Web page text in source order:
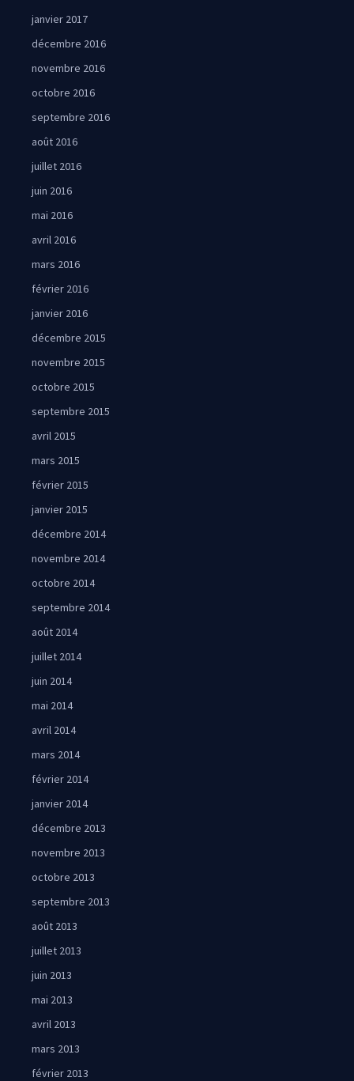
janvier 2017
décembre 2016
novembre 2016
octobre 2016
septembre 2016
août 2016
juillet 2016
juin 2016
mai 2016
avril 2016
mars 2016
février 2016
janvier 2016
décembre 2015
novembre 2015
octobre 2015
septembre 2015
avril 2015
mars 2015
février 2015
janvier 2015
décembre 2014
novembre 2014
octobre 2014
septembre 2014
août 2014
juillet 2014
juin 2014
mai 2014
avril 2014
mars 2014
février 2014
janvier 2014
décembre 2013
novembre 2013
octobre 2013
septembre 2013
août 2013
juillet 2013
juin 2013
mai 2013
avril 2013
mars 2013
février 2013